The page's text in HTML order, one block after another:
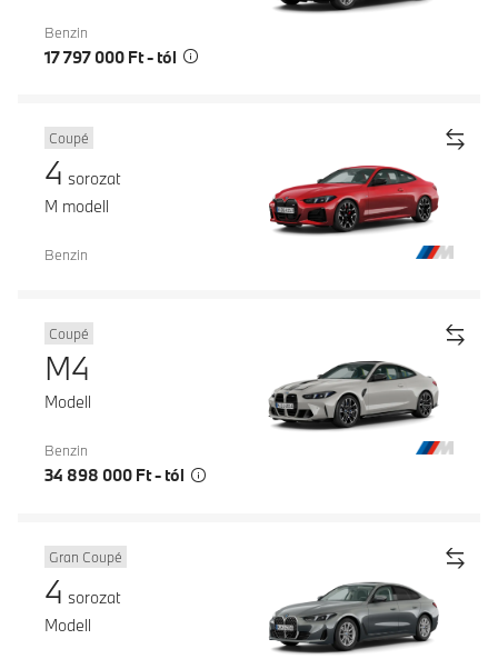
Benzin
17 797 000 Ft - tól
Coupé
4 sorozat
M modell
Benzin
Coupé
M4
Modell
Benzin
34 898 000 Ft - tól
Gran Coupé
4 sorozat
Modell